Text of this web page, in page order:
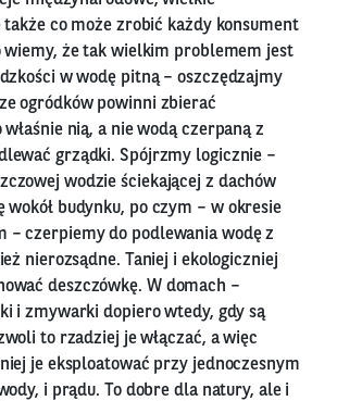
także co może zrobić każdy konsument
wiemy, że tak wielkim problemem jest
w wodę pitną – oszczędzajmy
ogródków powinni zbierać
nią, a nie wodą czerpaną z
grządki. Spójrzmy logicznie –
wodzie ściekającej z dachów
wokół budynku, po czym – w okresie
– czerpiemy do podlewania wodę z
nierozsądne. Taniej i ekologiczniej
deszczówkę. W domach –
i zmywarki dopiero wtedy, gdy są
to rzadziej je włączać, a więc
je eksploatować przy jednoczesnym
i prądu. To dobre dla natury, ale i